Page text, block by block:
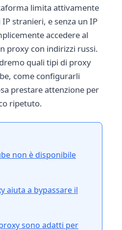
limita attivamente
stranieri, e senza un IP
accedere al
proxy con indirizzi russi.
quali tipi di proxy
come configurarli
prestare attenzione per
ripetuto.
non è disponibile
aiuta a bypassare il
sono adatti per